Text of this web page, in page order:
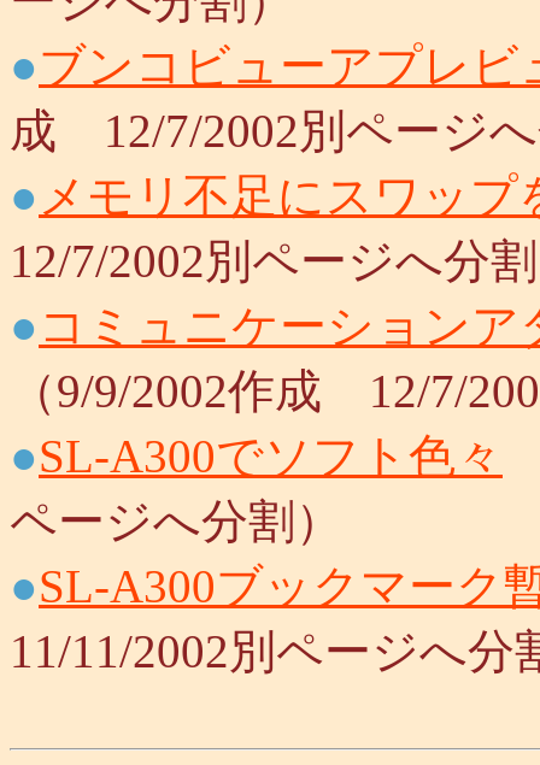
●ブンコビューアプレビ
成 12/7/2002別ページ
● メモリ不足にスワップ
12/7/2002別ページへ分
● コミュニケーションア
（9/9/2002作成 12/7/
●SL-A300でソフト色々
ページへ分割）
●SL-A300ブックマーク
11/11/2002別ページへ分